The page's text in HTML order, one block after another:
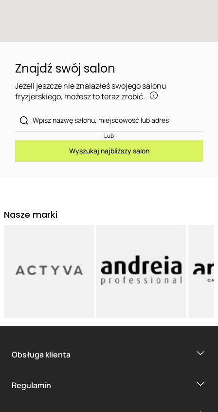
Znajdź swój salon
Jeżeli jeszcze nie znalazłeś swojego salonu
fryzjerskiego, możesz to teraz zrobić.
Lub
Wyszukaj najbliższy salon
Nasze marki
Obsługa klienta
Regulamin